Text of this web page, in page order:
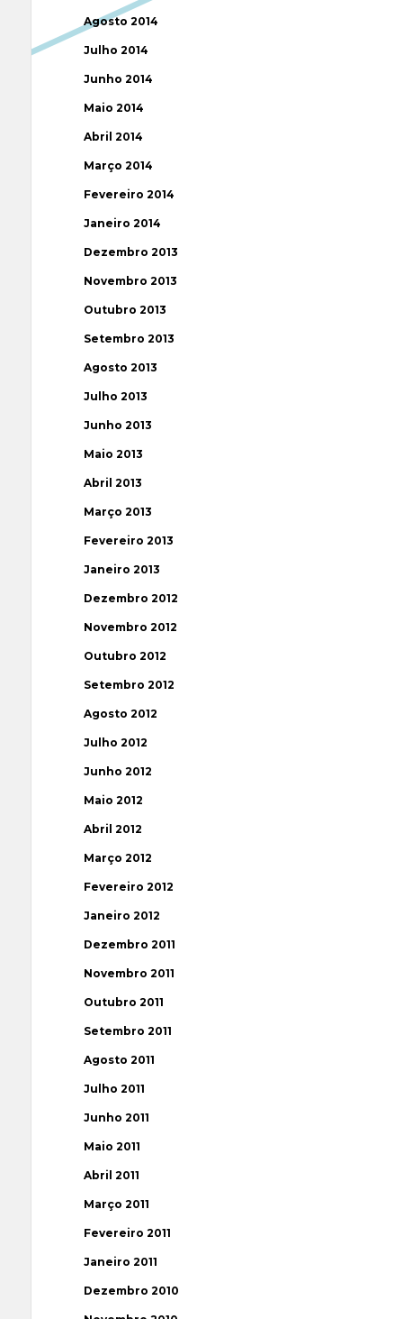
Agosto 2014
Julho 2014
Junho 2014
Maio 2014
Abril 2014
Março 2014
Fevereiro 2014
Janeiro 2014
Dezembro 2013
Novembro 2013
Outubro 2013
Setembro 2013
Agosto 2013
Julho 2013
Junho 2013
Maio 2013
Abril 2013
Março 2013
Fevereiro 2013
Janeiro 2013
Dezembro 2012
Novembro 2012
Outubro 2012
Setembro 2012
Agosto 2012
Julho 2012
Junho 2012
Maio 2012
Abril 2012
Março 2012
Fevereiro 2012
Janeiro 2012
Dezembro 2011
Novembro 2011
Outubro 2011
Setembro 2011
Agosto 2011
Julho 2011
Junho 2011
Maio 2011
Abril 2011
Março 2011
Fevereiro 2011
Janeiro 2011
Dezembro 2010